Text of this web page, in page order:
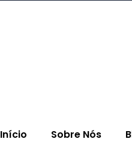
Início Sobre Nós